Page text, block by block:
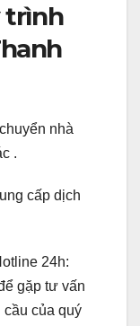
trình
nhà
.
cấp dịch
24h:
gặp tư vấn
cầu của quý